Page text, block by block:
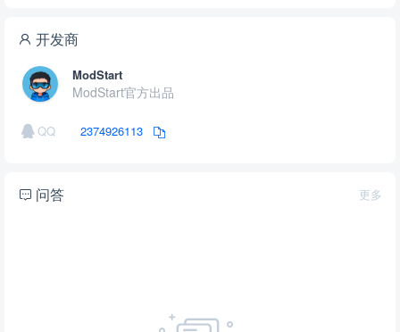
开发商
ModStart
ModStart官方出品
QQ 2374926113
更多
问答